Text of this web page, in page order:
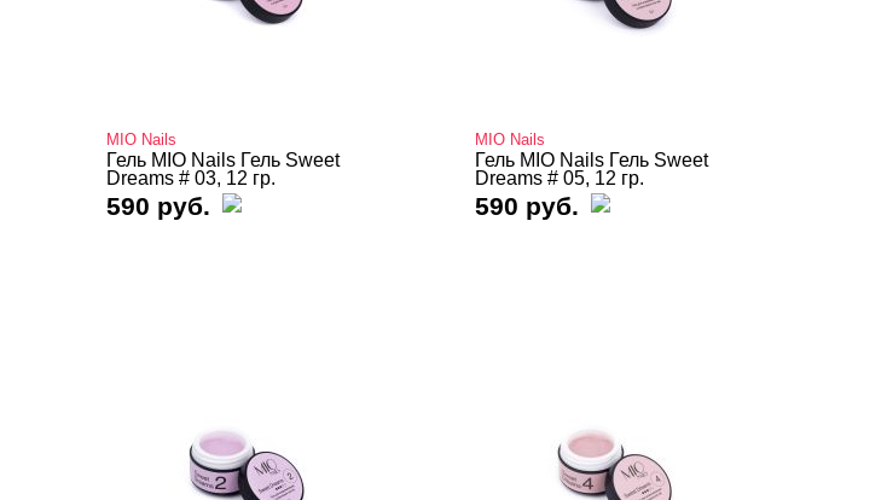
MIO Nails
Гель MIO Nails Гель Sweet
Dreams # 03, 12 гр.
590 руб.
MIO Nails
Гель MIO Nails Гель Sweet
Dreams # 05, 12 гр.
590 руб.